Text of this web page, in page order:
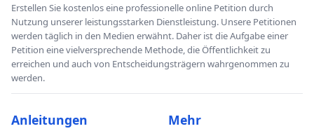
Erstellen Sie kostenlos eine professionelle online Petition durch
Nutzung unserer leistungsstarken Dienstleistung. Unsere Petitionen
werden täglich in den Medien erwähnt. Daher ist die Aufgabe einer
Petition eine vielversprechende Methode, die Öffentlichkeit zu
erreichen und auch von Entscheidungsträgern wahrgenommen zu
werden.
Anleitungen Mehr